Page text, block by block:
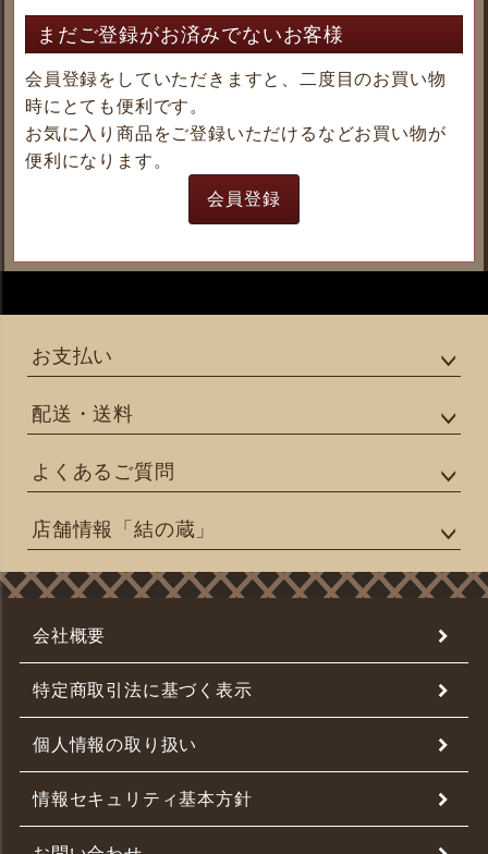
まだご登録がお済みでないお客様
会員登録をしていただきますと、二度目のお買い物
時にとても便利です。
お気に入り商品をご登録いただけるなどお買い物が
便利になります。
会員登録
お支払い
配送・送料
よくあるご質問
店舗情報「結の蔵」
会社概要
特定商取引法に基づく表示
個人情報の取り扱い
情報セキュリティ基本方針